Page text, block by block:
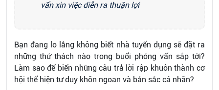
vấn xin việc diễn ra thuận lợi
Bạn đang lo lắng không biết nhà tuyển dụng sẽ đặt ra
những thử thách nào trong buổi phỏng vấn sắp tới?
Làm sao để biến những câu trả lời rập khuôn thành cơ
hội thể hiện tư duy khôn ngoan và bản sắc cá nhân?